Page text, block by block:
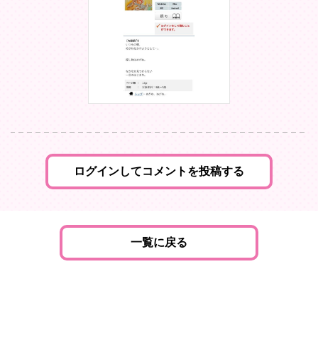
ログインしてコメントを投稿する
一覧に戻る